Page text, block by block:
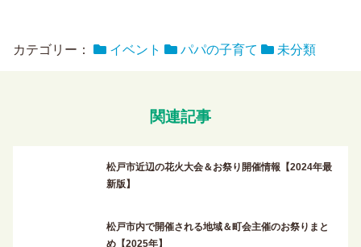
カテゴリー： イベント パパの子育て 未分類
関連記事
松戸市近辺の花火大会＆お祭り開催情報【2024年最
新版】
松戸市内で開催される地域＆町会主催のお祭りまと
め【2025年】